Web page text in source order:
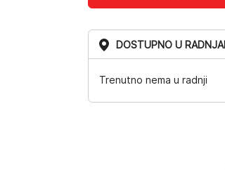
DOSTUPNO U
Trenutno nema u radnji